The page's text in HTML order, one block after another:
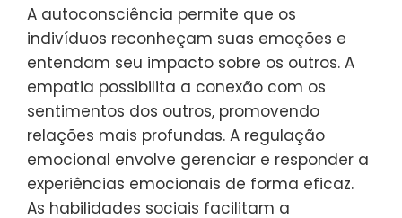
A autoconsciência permite que os
indivíduos reconheçam suas emoções e
entendam seu impacto sobre os outros. A
empatia possibilita a conexão com os
sentimentos dos outros, promovendo
relações mais profundas. A regulação
emocional envolve gerenciar e responder a
experiências emocionais de forma eficaz.
As habilidades sociais facilitam a